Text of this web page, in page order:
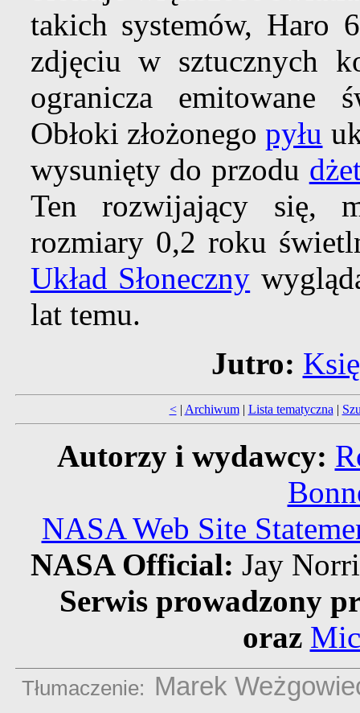
takich systemów, Haro
zdjęciu w sztucznych
ogranicza emitowane
Obłoki złożonegopyłu
wysunięty do przodu
Ten rozwijający się,
rozmiary 0,2 roku
Układ Słoneczny
lat temu.
Jutro:
<| Archiwum| Lista tematyczna |
Autorzy i wydawcy:
NASA Web Site
NASA Official: Jay
Serwis prowadzony
oraz
Tłumaczenie: Marek